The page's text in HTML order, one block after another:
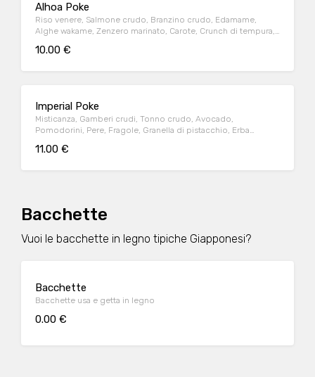
Alhoa Poke
Riso venere, Salmone crudo, Branzino crudo, Edamame,
Alghe wakame, Zenzero marinato, Carote, Crunch di tempura,
10.00 €
Imperial Poke
Misticanza, Gamberi crudi, Tonno crudo, Avocado,
Pomodorini, Pere, Fragole, Granella di pistacchio, Erba
11.00 €
Bacchette
Vuoi le bacchette in legno tipiche Giapponesi?
Bacchette
Bacchette usa e getta in legno
0.00 €